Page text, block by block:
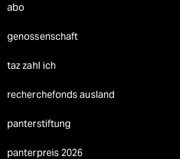
abo
genossenschaft
taz zahl ich
recherchefonds ausland
panterstiftung
panterpreis 2026